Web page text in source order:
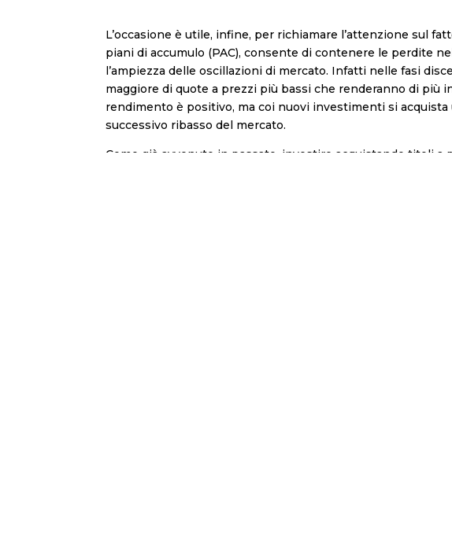
L’occasione è utile, infine, per richiamare l’attenzione sul
piani di accumulo (PAC), consente di contenere le perdite
l’ampiezza delle oscillazioni di mercato. Infatti nelle fasi
maggiore di quote a prezzi più bassi che renderanno di più
rendimento è positivo, ma coi nuovi investimenti si
successivo ribasso del mercato.
Come già avvenuto in passato, investire acquistando titoli